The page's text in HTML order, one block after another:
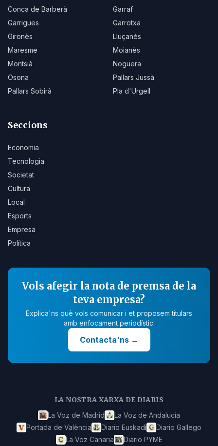
Conca de Barberà
Garraf
Garrigues
Garrotxa
Gironès
Lluçanès
Maresme
Moianès
Montsià
Noguera
Osona
Pallars Jussà
Pallars Sobirà
Pla d'Urgell
Seccions
Economia
Tecnologia
Societat
Cultura
Local
Esports
Empresa
Política
Vols afegir la nota de premsa de la
teva empresa?
Explica'ns què vols comunicar i et proposem titulars
amb enfocament periodístic.
Contacta'ns→
LA NOSTRA XARXA DE DIARIS
La Voz de Madrid
La Voz de Andalucía
Portada de València
Diario Euskadi
Diario Gallego
La Voz Canaria
Diario PYME